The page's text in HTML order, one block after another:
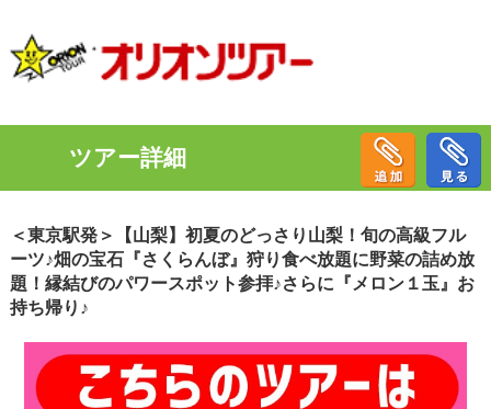
ツアー詳細
＜東京駅発＞【山梨】初夏のどっさり山梨！旬の高級フル
ーツ♪畑の宝石『さくらんぼ』狩り食べ放題に野菜の詰め放
題！縁結びのパワースポット参拝♪さらに『メロン１玉』お
持ち帰り♪